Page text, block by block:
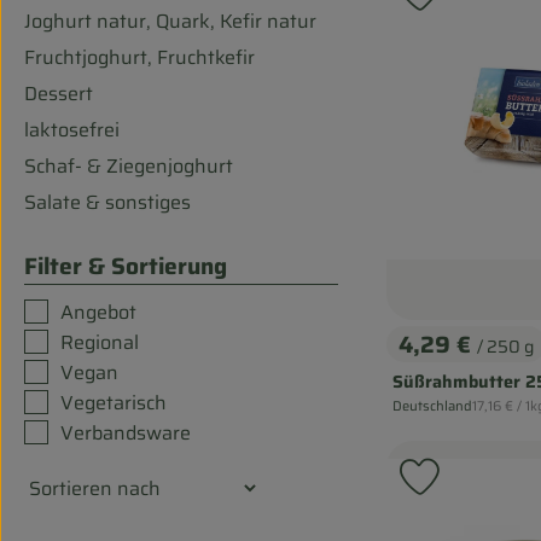
Joghurt natur, Quark, Kefir natur
Fruchtjoghurt, Fruchtkefir
Dessert
laktosefrei
Schaf- & Ziegenjoghurt
Salate & sonstiges
Filter & Sortierung
Angebot
Regional
Vegan
Vegetarisch
Verbandsware
, Preis:
4,29 € / 250 g
Süßrahmbutter
, Herkunft:
Deutschland,17,16 € /
Produkt